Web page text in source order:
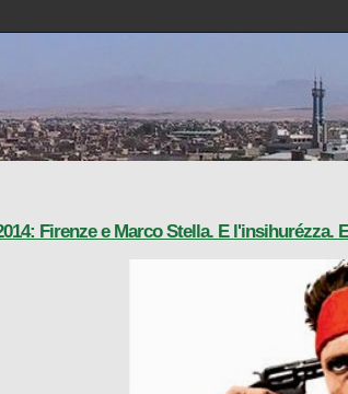
Firenze e Marco Stella. E l'insihurézza.